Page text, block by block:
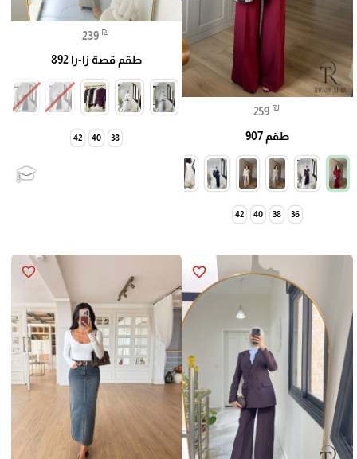
259 ₪
طقم 907
36
38
40
42
239 ₪
طقم قصة زا-را 892
38
40
42
favorite_border
favorite_border